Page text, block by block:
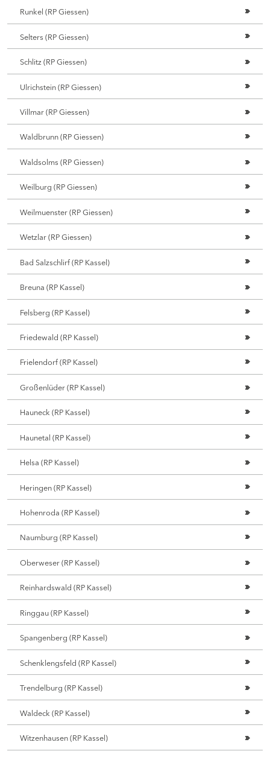
Runkel (RP Giessen)
Selters (RP Giessen)
Schlitz (RP Giessen)
Ulrichstein (RP Giessen)
Villmar (RP Giessen)
Waldbrunn (RP Giessen)
Waldsolms (RP Giessen)
Weilburg (RP Giessen)
Weilmuenster (RP Giessen)
Wetzlar (RP Giessen)
Bad Salzschlirf (RP Kassel)
Breuna (RP Kassel)
Felsberg (RP Kassel)
Friedewald (RP Kassel)
Frielendorf (RP Kassel)
Großenlüder (RP Kassel)
Hauneck (RP Kassel)
Haunetal (RP Kassel)
Helsa (RP Kassel)
Heringen (RP Kassel)
Hohenroda (RP Kassel)
Naumburg (RP Kassel)
Oberweser (RP Kassel)
Reinhardswald (RP Kassel)
Ringgau (RP Kassel)
Spangenberg (RP Kassel)
Schenklengsfeld (RP Kassel)
Trendelburg (RP Kassel)
Waldeck (RP Kassel)
Witzenhausen (RP Kassel)